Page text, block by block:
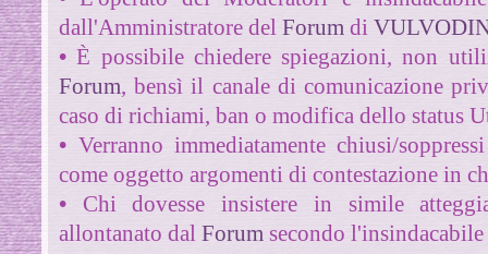
dall'Amministratore del Forum di
• È possibile chiedere spiegazioni, non
Forum, bensì il canale di comunicazione
caso di richiami, ban o modifica dello status
• Verranno immediatamente chiusi/
come oggetto argomenti di contestazione in
• Chi dovesse insistere in simile
allontanato dalForum secondo